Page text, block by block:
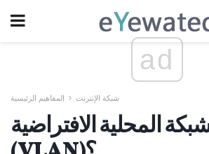
ad
شبكة الإنترنت المفاهيم الرئيسية
المحلية الافتراضية